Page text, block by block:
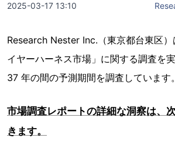
2025-03-17 13:10
Research Nester Inc.（東京都台東区）
イヤーハーネス市場」に関する調査
37 年の間の予測期間を調査しています。
市場調査レポートの詳細な洞察は、
きます。